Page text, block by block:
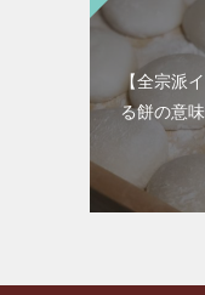
【全宗派
る餅の意